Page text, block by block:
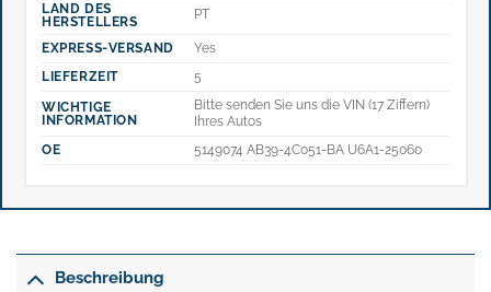
LAND DES
HERSTELLERS
PT
EXPRESS-VERSAND
Yes
LIEFERZEIT
5
WICHTIGE
INFORMATION
Bitte senden Sie uns die VIN (17 Ziffern)
Ihres Autos
OE
5149074 AB39-4C051-BA U6A1-25060
Beschreibung